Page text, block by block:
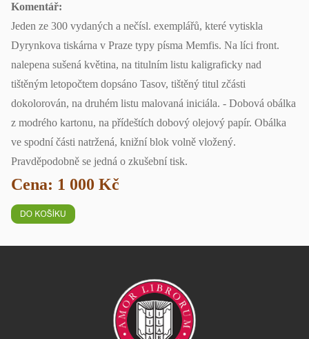
Komentář:
Jeden ze 300 vydaných a nečísl. exemplářů, které vytiskla
Dyrynkova tiskárna v Praze typy písma Memfis. Na líci front.
nalepena sušená květina, na titulním listu kaligraficky nad
tištěným letopočtem dopsáno Tasov, tištěný titul zčásti
dokolorován, na druhém listu malovaná iniciála. - Dobová obálka
z modrého kartonu, na přídeštích dobový olejový papír. Obálka
ve spodní části natržená, knižní blok volně vložený.
Pravděpodobně se jedná o zkušební tisk.
Cena: 1 000 Kč